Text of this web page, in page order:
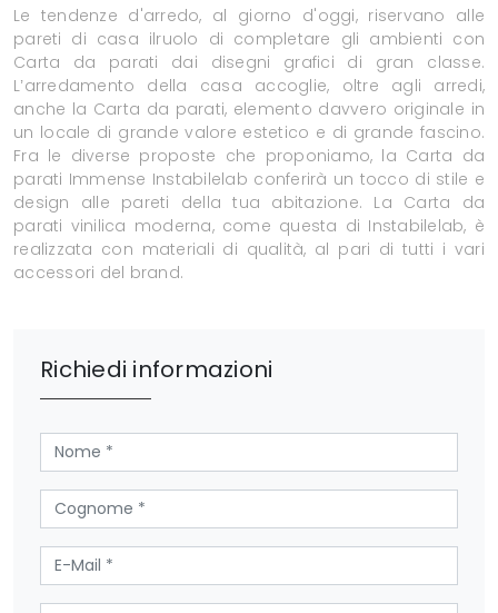
Le tendenze d'arredo, al giorno d'oggi, riservano alle
pareti di casa ilruolo di completare gli ambienti con
Carta da parati dai disegni grafici di gran classe.
L’arredamento della casa accoglie, oltre agli arredi,
anche la Carta da parati, elemento davvero originale in
un locale di grande valore estetico e di grande fascino.
Fra le diverse proposte che proponiamo, la Carta da
parati Immense Instabilelab conferirà un tocco di stile e
design alle pareti della tua abitazione. La Carta da
parati vinilica moderna, come questa di Instabilelab, è
realizzata con materiali di qualità, al pari di tutti i vari
accessori del brand.
Richiedi informazioni